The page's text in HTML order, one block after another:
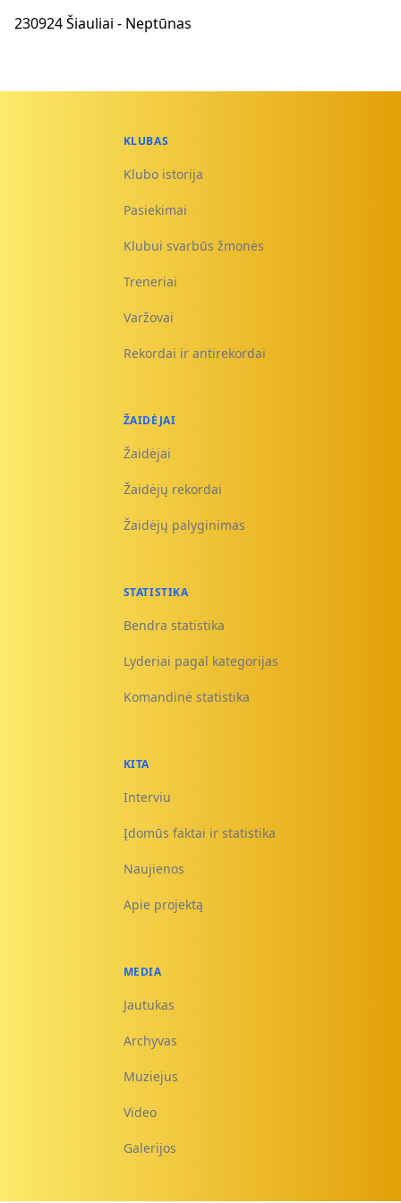
230924 Šiauliai - Neptūnas
KLUBAS
Klubo istorija
Pasiekimai
Klubui svarbūs žmonės
Treneriai
Varžovai
Rekordai ir antirekordai
ŽAIDĖJAI
Žaidėjai
Žaidėjų rekordai
Žaidėjų palyginimas
STATISTIKA
Bendra statistika
Lyderiai pagal kategorijas
Komandinė statistika
KITA
Interviu
Įdomūs faktai ir statistika
Naujienos
Apie projektą
MEDIA
Jautukas
Archyvas
Muziejus
Video
Galerijos